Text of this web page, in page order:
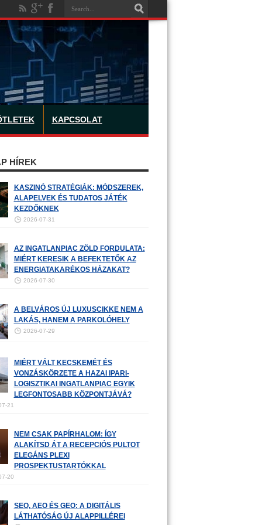
KAPCSOLAT
HÍREK
KASZINÓ STRATÉGIÁK: MÓDSZEREK,
ALAPELVEK ÉS TUDATOS JÁTÉK
KEZDŐKNEK
2026-07-31
AZ INGATLANPIAC ZÖLD FORDULATA:
MIÉRT KERESIK A BEFEKTETŐK AZ
ENERGIATAKARÉKOS HÁZAKAT?
2026-07-30
A BELVÁROS ÚJ LUXUSCIKKE NEM A
LAKÁS, HANEM A PARKOLÓHELY
2026-07-29
MIÉRT VÁLT KECSKEMÉT ÉS
VONZÁSKÖRZETE A HAZAI IPARI-
LOGISZTIKAI INGATLANPIAC EGYIK
LEGFONTOSABB KÖZPONTJÁVÁ?
21
NEM CSAK PAPÍRHALOM: ÍGY
ALAKÍTSD ÁT A RECEPCIÓS PULTOT
ELEGÁNS PLEXI
PROSPEKTUSTARTÓKKAL
20
SEO, AEO ÉS GEO: A DIGITÁLIS
LÁTHATÓSÁG ÚJ ALAPPILLÉREI